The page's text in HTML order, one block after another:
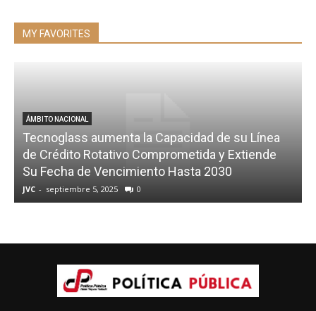
MY FAVORITES
ÁMBITO NACIONAL
Tecnoglass aumenta la Capacidad de su Línea
de Crédito Rotativo Comprometida y Extiende
Su Fecha de Vencimiento Hasta 2030
JVC - septiembre 5, 2025 0